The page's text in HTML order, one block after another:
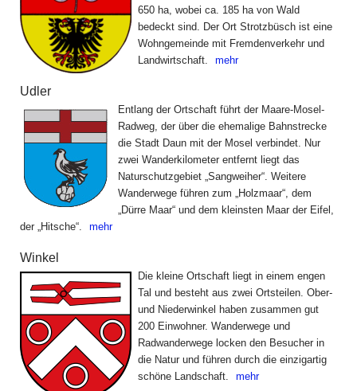
650 ha, wobei ca. 185 ha von Wald
bedeckt sind. Der Ort Strotzbüsch ist eine
Wohngemeinde mit Fremdenverkehr und
Landwirtschaft.
mehr
Udler
Entlang der Ortschaft führt der Maare-Mosel-
Radweg, der über die ehemalige Bahnstrecke
die Stadt Daun mit der Mosel verbindet. Nur
zwei Wanderkilometer entfernt liegt das
Naturschutz­gebiet „Sangweiher“. Weitere
Wanderwege führen zum „Holzmaar“, dem
„Dürre Maar“ und dem kleinsten Maar der Eifel,
der „Hitsche“.
mehr
Winkel
Die kleine Ortschaft liegt in einem engen
Tal und besteht aus zwei Ortsteilen. Ober-
und Niederwinkel haben zusammen gut
200 Einwohner. Wanderwege und
Radwanderwege locken den Besucher in
die Natur und führen durch die einzigartig
schöne Landschaft.
mehr